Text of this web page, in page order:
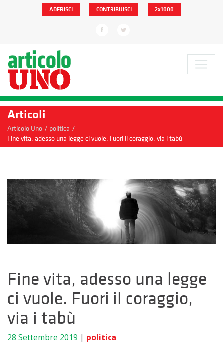
ADERISCI CONTRIBUISCI 2x1000
Articoli
Articolo Uno / politica /
Fine vita, adesso una legge ci vuole. Fuori il coraggio, via i tabù
Fine vita, adesso una legge
ci vuole. Fuori il coraggio,
via i tabù
28 Settembre 2019 | politica